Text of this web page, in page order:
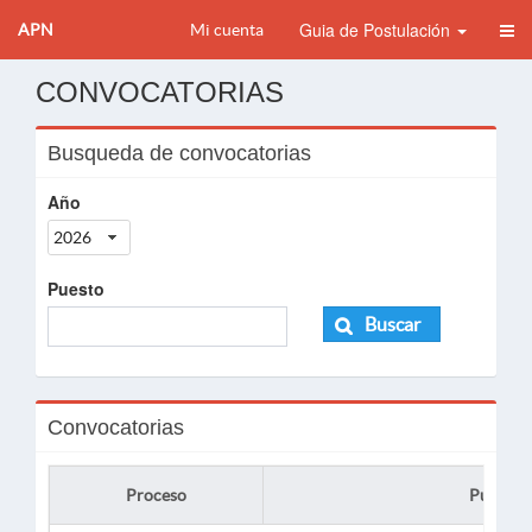
APN Mi cuenta Guia de Postulación
CONVOCATORIAS
Busqueda de convocatorias
Año
2026
Puesto
Buscar
Convocatorias
Proceso Puesto